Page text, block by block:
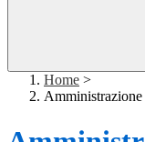
Home >
Amministrazione